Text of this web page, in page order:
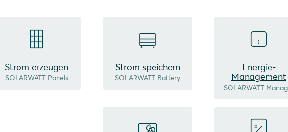
Strom erzeugen
SOLARWATT Panels
Strom speichern
SOLARWATT Battery
Energie-
Management
SOLARWATT